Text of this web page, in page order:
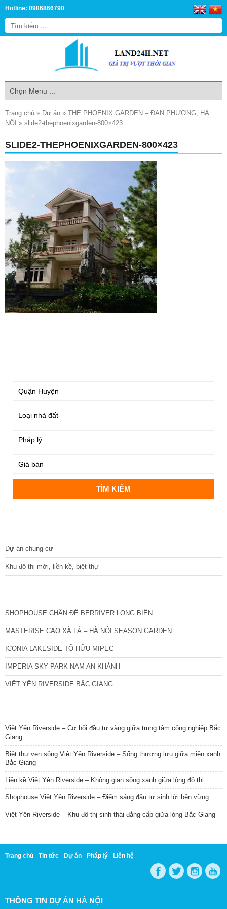
Hotline: 0986866790
Trang chủ » Dự án » THE PHOENIX GARDEN – ĐAN PHƯỢNG, HÀ
NỘI » slide2-thephoenixgarden-800×423
SLIDE2-THEPHOENIXGARDEN-800×423
Dự án chung cư
Khu đô thị mới, liền kề, biệt thự
SHOPHOUSE CHÂN ĐẾ BERRIVER LONG BIÊN
MASTERISE CAO XÀ LÁ – HÀ NỘI SEASON GARDEN
ICONIA LAKESIDE TỐ HỮU MIPEC
IMPERIA SKY PARK NAM AN KHÁNH
VIỆT YÊN RIVERSIDE BẮC GIANG
Việt Yên Riverside – Cơ hội đầu tư vàng giữa trung tâm công nghiệp Bắc
Giang
Biệt thự ven sông Việt Yên Riverside – Sống thượng lưu giữa miền xanh
Bắc Giang
Liền kề Việt Yên Riverside – Không gian sống xanh giữa lòng đô thị
Shophouse Việt Yên Riverside – Điểm sáng đầu tư sinh lời bền vững
Việt Yên Riverside – Khu đô thị sinh thái đẳng cấp giữa lòng Bắc Giang
Trang chủ Tin tức Dự án Pháp lý Liên hệ
THÔNG TIN DỰ ÁN HÀ NỘI